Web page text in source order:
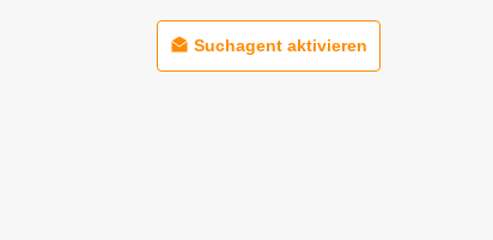
Suchagent aktivieren